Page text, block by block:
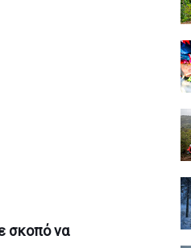
σκοπό να